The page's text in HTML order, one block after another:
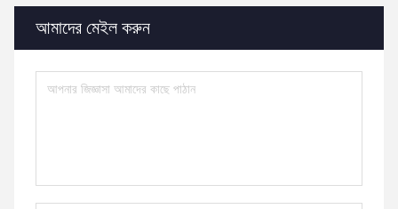
আমাদের মেইল করুন